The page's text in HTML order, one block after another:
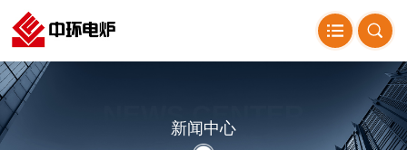
NEWS CENTER
新闻中心